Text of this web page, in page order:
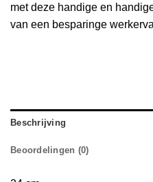
met deze handige en
van een besparinge
Beschrijving
Beoordelingen (0)